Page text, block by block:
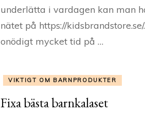
underlätta i vardagen kan man
nätet på https://
onödigt mycket tid på …
VIKTIGT OM BARNPRODUKTER
Fixa bästa barnkalaset